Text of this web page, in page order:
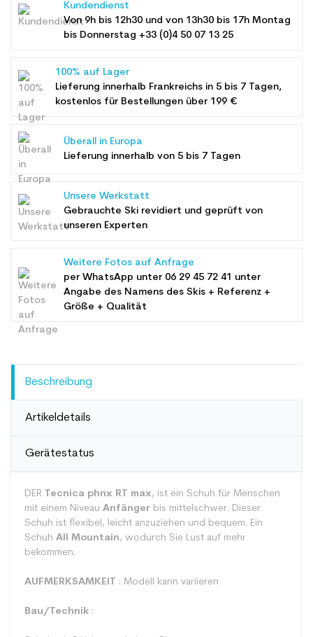
Kundendienst
Von 9h bis 12h30 und von 13h30 bis 17h Montag
bis Donnerstag +33 (0)4 50 07 13 25
100% auf Lager
Lieferung innerhalb Frankreichs in 5 bis 7 Tagen,
kostenlos für Bestellungen über 199 €
Überall in Europa
Lieferung innerhalb von 5 bis 7 Tagen
Unsere Werkstatt
Gebrauchte Ski revidiert und geprüft von
unseren Experten
Weitere Fotos auf Anfrage
per WhatsApp unter 06 29 45 72 41 unter
Angabe des Namens des Skis + Referenz +
Größe + Qualität
Beschreibung
Artikeldetails
Gerätestatus
DER Tecnica phnx RT max, ist ein Schuh für Menschen
mit einem Niveau Anfänger bis mittelschwer. Dieser
Schuh ist flexibel, leicht anzuziehen und bequem. Ein
Schuh All Mountain, wodurch Sie Lust auf mehr
bekommen.
AUFMERKSAMKEIT : Modell kann variieren
Bau/Technik :